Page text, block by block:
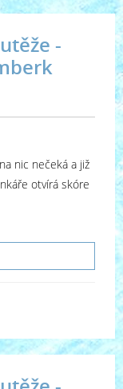
-
nic nečeká a již
otvírá skóre